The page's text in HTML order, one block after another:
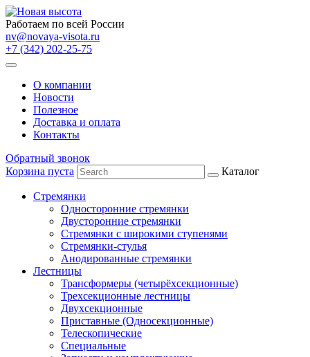
Работаем по всей России
nv@novaya-visota.ru
+7 (342) 202-25-75
О компании
Новости
Полезное
Доставка и оплата
Контакты
Обратный звонок
Корзина пуста
Каталог
Стремянки
Односторонние стремянки
Двусторонние стремянки
Стремянки с широкими ступенями
Стремянки-стулья
Анодированные стремянки
Лестницы
Трансформеры (четырёхсекционные)
Трехсекционные лестницы
Двухсекционные
Приставные (Односекционные)
Телескопические
Специальные